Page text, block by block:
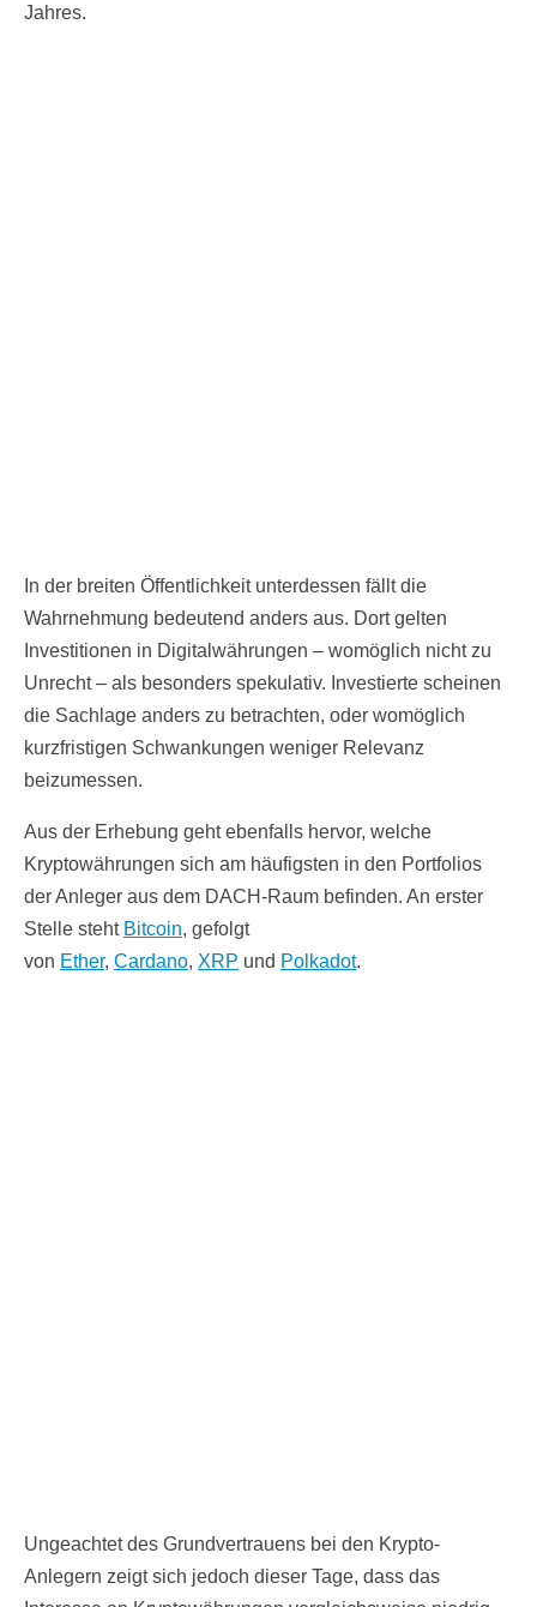
Jahres.
In der breiten Öffentlichkeit unterdessen fällt die
Wahrnehmung bedeutend anders aus. Dort gelten
Investitionen in Digitalwährungen – womöglich nicht zu
Unrecht – als besonders spekulativ. Investierte scheinen
die Sachlage anders zu betrachten, oder womöglich
kurzfristigen Schwankungen weniger Relevanz
beizumessen.
Aus der Erhebung geht ebenfalls hervor, welche
Kryptowährungen sich am häufigsten in den Portfolios
der Anleger aus dem DACH-Raum befinden. An erster
Stelle steht Bitcoin, gefolgt
von Ether, Cardano, XRP und Polkadot.
Ungeachtet des Grundvertrauens bei den Krypto-
Anlegern zeigt sich jedoch dieser Tage, dass das